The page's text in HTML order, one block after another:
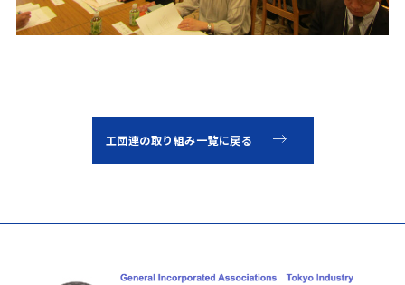
工団連の取り組み一覧に戻る